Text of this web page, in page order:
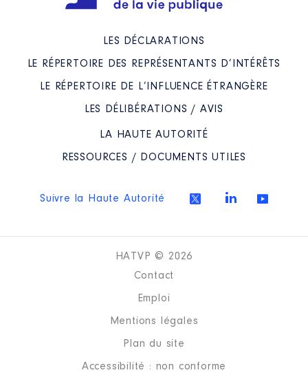
LES DÉCLARATIONS
LE RÉPERTOIRE DES REPRÉSENTANTS D’INTÉRÊTS
LE RÉPERTOIRE DE L’INFLUENCE ÉTRANGÈRE
LES DÉLIBÉRATIONS / AVIS
LA HAUTE AUTORITÉ
RESSOURCES / DOCUMENTS UTILES
Suivre la Haute Autorité
HATVP © 2026
Contact
Emploi
Mentions légales
Plan du site
Accessibilité : non conforme